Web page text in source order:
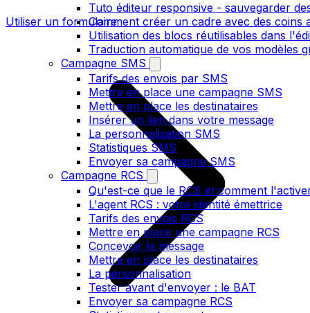
Tuto éditeur responsive - sauvegarder
Comment créer un cadre avec des
Utilisation des blocs réutilisables dans
Traduction automatique de vos modèles
Campagne SMS
Tarifs des envois par SMS
Mettre en place une campagne SMS
Mettre en place les destinataires
Insérer un lien dans votre message
La personnalisation SMS
Statistiques SMS
Envoyer sa campagne SMS
Campagne RCS
Qu'est-ce que le RCS et comment
L'agent RCS : votre identité émettrice
Tarifs des envois RCS
Mettre en place une campagne RCS
Concevoir le message
Mettre en place les destinataires
La personnalisation
Tester avant d'envoyer : le BAT
Envoyer sa campagne RCS
Utiliser un formulaire